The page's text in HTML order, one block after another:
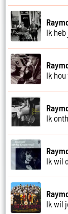
Ik
Ik
Ik
Ik wil
Ik wil